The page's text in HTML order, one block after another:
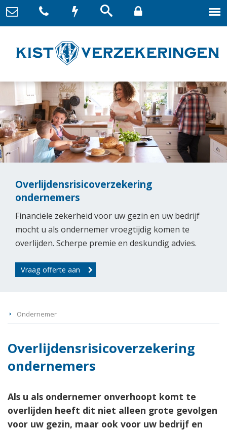
Overlijdensrisicoverzekering
ondernemers
Financiële zekerheid voor uw gezin en uw bedrijf
mocht u als ondernemer vroegtijdig komen te
overlijden. Scherpe premie en deskundig advies.
Vraag offerte aan
Ondernemer
Overlijdensrisicoverzekering
ondernemers
Als u als ondernemer onverhoopt komt te
overlijden heeft dit niet alleen grote gevolgen
voor uw gezin, maar ook voor uw bedrijf en